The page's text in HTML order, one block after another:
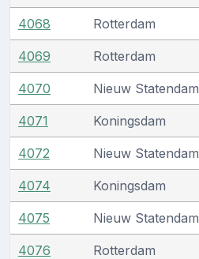
4068 Rotterdam
4069 Rotterdam
4070 Nieuw Statendam
4071 Koningsdam
4072 Nieuw Statendam
4074 Koningsdam
4075 Nieuw Statendam
4076 Rotterdam